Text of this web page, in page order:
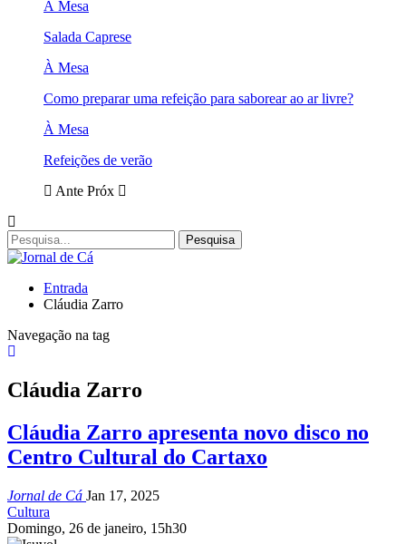
À Mesa
Salada Caprese
À Mesa
Como preparar uma refeição para saborear ao ar livre?
À Mesa
Refeições de verão
Ante Próx
Entrada
Cláudia Zarro
Navegação na tag
Cláudia Zarro
Cláudia Zarro apresenta novo disco no
Centro Cultural do Cartaxo
Jornal de Cá Jan 17, 2025
Cultura
Domingo, 26 de janeiro, 15h30